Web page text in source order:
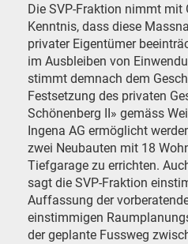
Die SVP-Fraktion nimmt mit
Kenntnis, dass diese
privater Eigentümer
im Ausbleiben von
stimmt demnach dem
Festsetzung des privaten
Schönenberg II» gemäss
Ingena AG ermöglicht
zwei Neubauten mit 18
Tiefgarage zu errichten.
sagt die SVP-Fraktion
Auffassung der
einstimmigen
der geplante Fussweg